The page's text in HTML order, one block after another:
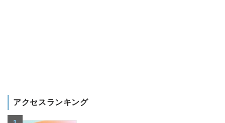
アクセスランキング